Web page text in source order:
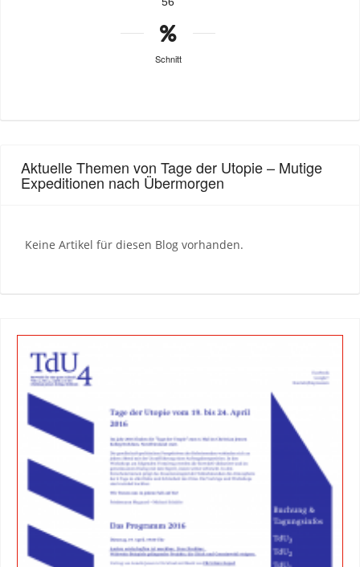
Schnitt
Aktuelle Themen von Tage der Utopie – Mutige
Expeditionen nach Übermorgen
Keine Artikel für diesen Blog vorhanden.